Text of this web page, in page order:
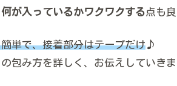
何が入っているかワクワクする点も
単で、接着部分はテープだけ ♪
包み方を詳しく、お伝えしていき